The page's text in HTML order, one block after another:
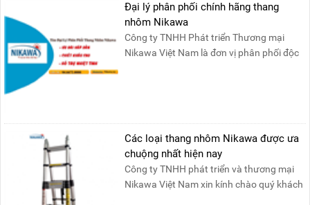
Đại lý phân phối chính hãng thang
nhôm Nikawa
Công ty TNHH Phát triển Thương mại
Nikawa Việt Nam là đơn vị phân phối độc
Các loại thang nhôm Nikawa được ưa
chuộng nhất hiện nay
Công ty TNHH phát triển và thương mại
Nikawa Việt Nam xin kính chào quý khách